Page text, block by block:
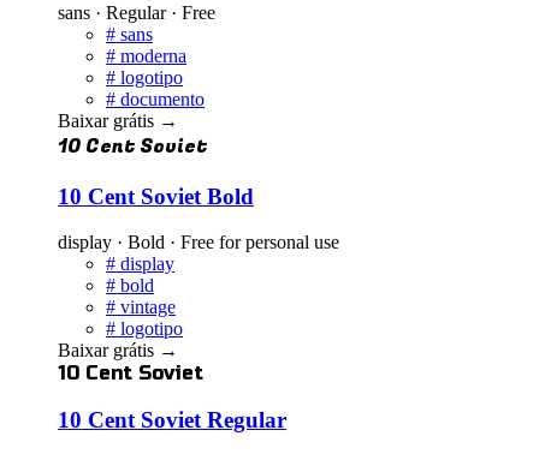
sans · Regular · Free
# sans
# moderna
# logotipo
# documento
Baixar grátis →
10 Cent Soviet
10 Cent Soviet Bold
display · Bold · Free for personal use
# display
# bold
# vintage
# logotipo
Baixar grátis →
10 Cent Soviet
10 Cent Soviet Regular